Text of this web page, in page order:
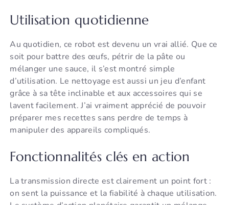
Utilisation quotidienne
Au quotidien, ce robot est devenu un vrai allié. Que ce
soit pour battre des œufs, pétrir de la pâte ou
mélanger une sauce, il s’est montré simple
d’utilisation. Le nettoyage est aussi un jeu d’enfant
grâce à sa tête inclinable et aux accessoires qui se
lavent facilement. J’ai vraiment apprécié de pouvoir
préparer mes recettes sans perdre de temps à
manipuler des appareils compliqués.
Fonctionnalités clés en action
La transmission directe est clairement un point fort :
on sent la puissance et la fiabilité à chaque utilisation.